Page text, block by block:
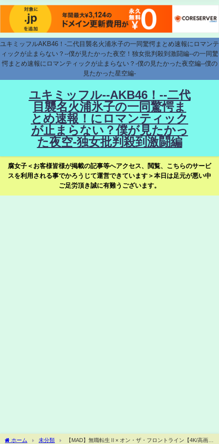
ユキミッフルAKB46！-二代目襲名火浦氷子の一同驚愕まとめ速報にロマンテ
ィックが止まらない？--僕が見たかった夜空！独女批判殺到激闘編--の一同驚
愕まとめ速報にロマンティックが止まらない？-僕の見たかった夜空編--僕の
見たかった星空編-
ユキミッフル--AKB46！--二代
目襲名火浦氷子の一同驚愕ま
とめ速報！にロマンティック
が止まらない？僕が見たかっ
た夜空-独女批判殺到激闘編
腐女子＜お客様皆様が掲載の記事等へアクセス、閲覧、こちらのサービ
スを利用される事でかろうじて運営できています＞本日は足元が悪い中
ご足労頂き誠に有難うございます。
ホーム 未分類
【MAD】無職転生Ⅱ× オン・ザ・フロントライン【4K/高画